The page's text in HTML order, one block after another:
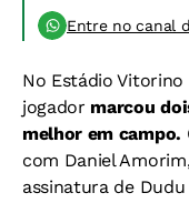
Entre no canal
No Estádio Vitorino
jogador marcou
melhor em campo.
com Daniel
assinatura de